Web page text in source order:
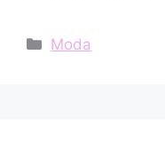
Categorías
Moda